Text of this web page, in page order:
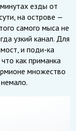
езды от
на острове —
самого мыса не
узкий канал. Для
и поди-ка
как приманка
множество